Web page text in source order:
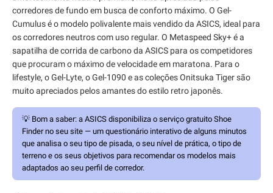
corredores de fundo em busca de conforto máximo. O Gel-
Cumulus é o modelo polivalente mais vendido da ASICS, ideal para
os corredores neutros com uso regular. O Metaspeed Sky+ é a
sapatilha de corrida de carbono da ASICS para os competidores
que procuram o máximo de velocidade em maratona. Para o
lifestyle, o Gel-Lyte, o Gel-1090 e as coleções Onitsuka Tiger são
muito apreciados pelos amantes do estilo retro japonês.
💡 Bom a saber: a ASICS disponibiliza o serviço gratuito Shoe
Finder no seu site — um questionário interativo de alguns minutos
que analisa o seu tipo de pisada, o seu nível de prática, o tipo de
terreno e os seus objetivos para recomendar os modelos mais
adaptados ao seu perfil de corredor.